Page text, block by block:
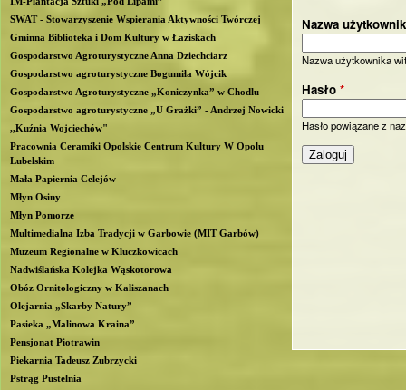
L
u
b
n
Nazwa
Nazwa użytkownika
Hasło *
Hasło powiązane z
SWAT - Stowarzyszenie Wspierania Aktywności Twórczej
Gminna Biblioteka i Dom Kultury w Łaziskach
Gospodarstwo Agroturystyczne Anna Dziechciarz
Gospodarstwo agroturystyczne Bogumiła Wójcik
Gospodarstwo Agroturystyczne „Koniczynka” w Chodlu
Gospodarstwo agroturystyczne „U Grażki” - Andrzej Nowicki
,,Kuźnia Wojciechów"
Pracownia Ceramiki Opolskie Centrum Kultury W Opolu
Lubelskim
Mała Papiernia Celejów
Młyn Osiny
Młyn Pomorze
Multimedialna Izba Tradycji w Garbowie (MIT Garbów)
Muzeum Regionalne w Kluczkowicach
Nadwiślańska Kolejka Wąskotorowa
Obóz Ornitologiczny w Kaliszanach
Olejarnia „Skarby Natury”
Pasieka „Malinowa Kraina”
Pensjonat Piotrawin
Piekarnia Tadeusz Zubrzycki
Pstrąg Pustelnia